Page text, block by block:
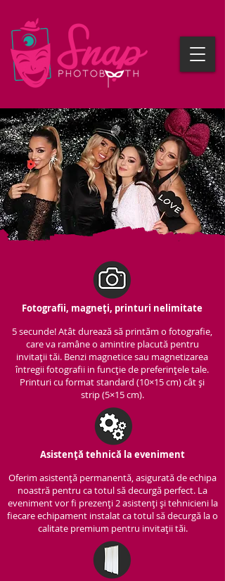
Fotografii, magneți, printuri nelimitate
5 secunde! Atât durează să printăm o fotografie,
care va ramâne o amintire placută pentru
invitații tăi. Benzi magnetice sau magnetizarea
întregii fotografii in funcție de preferințele tale.
Printuri cu format standard (10×15 cm) cât și
strip (5×15 cm).
Asistență tehnică la eveniment
Oferim asistență permanentă, asigurată de echipa
noastră pentru ca totul să decurgă perfect. La
eveniment vor fi prezenți 2 asistenți și tehnicieni la
fiecare echipament instalat ca totul să decurgă la o
calitate premium pentru invitații tăi.